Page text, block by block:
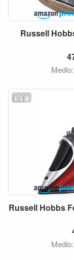
Russell
8
Russell Hobbs